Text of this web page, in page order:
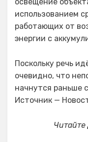
использованием
работающих от
энергии с
Поскольку речь
очевидно, что
начнутся раньше
Источник —
Читайте